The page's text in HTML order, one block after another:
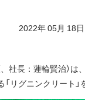
2022年 05月 18日
社長：蓮輪賢治）
リグニンクリート」